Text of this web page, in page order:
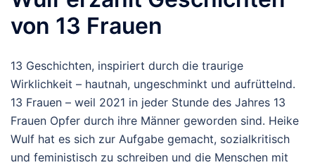
von 13 Frauen
13 Geschichten, inspiriert durch die traurige
Wirklichkeit – hautnah, ungeschminkt und aufrüttelnd.
13 Frauen – weil 2021 in jeder Stunde des Jahres 13
Frauen Opfer durch ihre Männer geworden sind. Heike
Wulf hat es sich zur Aufgabe gemacht, sozialkritisch
und feministisch zu schreiben und die Menschen mit